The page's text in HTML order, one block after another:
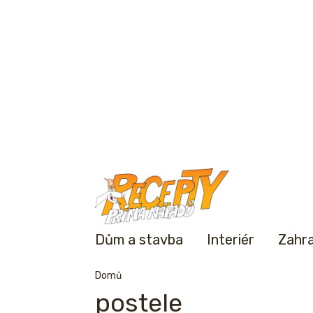
Dům a stavba Interiér
Domů
postele